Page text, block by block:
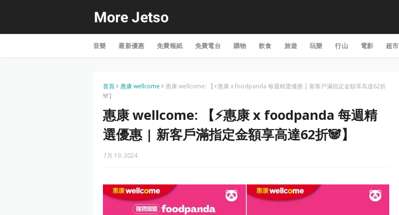
音樂 最新優惠 免費報紙 免費電台 購物 飲食 旅遊 玩樂 行山 電影 超市
首頁 惠康 wellcome
惠康 wellcome: 【⚡惠康 x foodpanda 每週精選優惠 | 新客戶滿指定金額享高達62折
🐼】
惠康 wellcome: 【⚡惠康 x foodpanda 每週精
選優惠 | 新客戶滿指定金額享高達62折🐼】
7月 19, 2024